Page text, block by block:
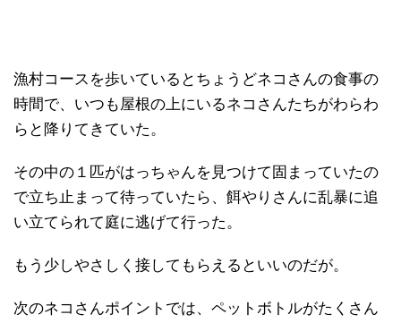
漁村コースを歩いているとちょうどネコさんの食事の
時間で、いつも屋根の上にいるネコさんたちがわらわ
らと降りてきていた。
その中の１匹がはっちゃんを見つけて固まっていたの
で立ち止まって待っていたら、餌やりさんに乱暴に追
い立てられて庭に逃げて行った。
もう少しやさしく接してもらえるといいのだが。
次のネコさんポイントでは、ペットボトルがたくさん